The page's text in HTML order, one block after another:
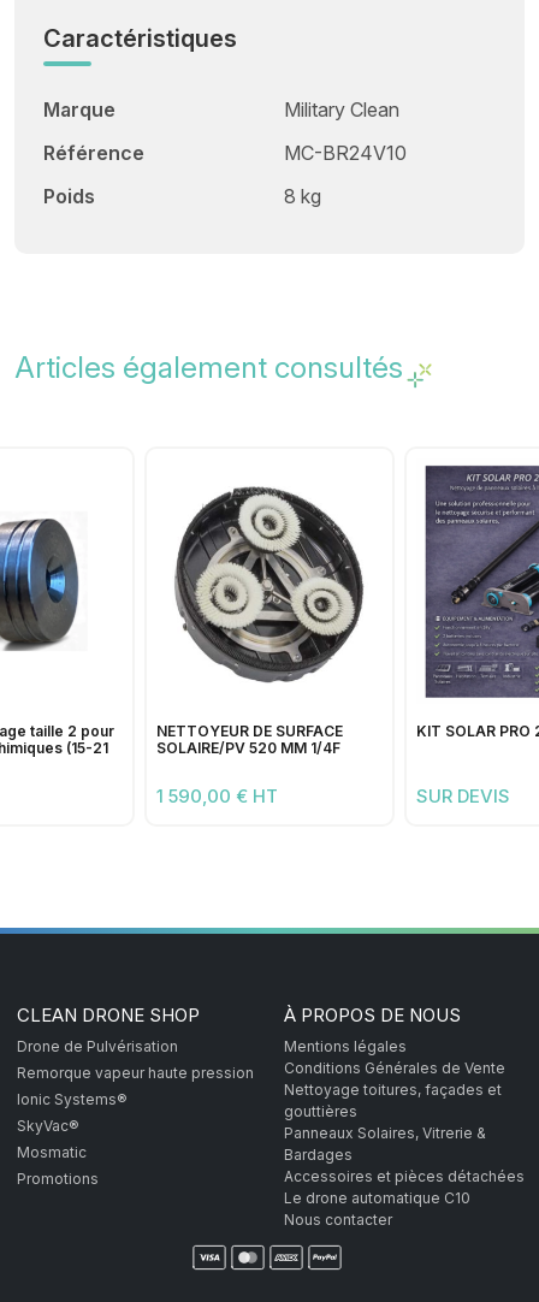
Caractéristiques
Marque
Military Clean
Référence
MC-BR24V10
Poids
8 kg
Articles également consultés
taille 2 pour
(15-21
NETTOYEUR DE SURFACE
SOLAIRE/PV 520 MM 1/4F
1 590,00 € HT
KIT SOLAR PRO
SUR DEVIS
CLEAN DRONE SHOP
Drone de Pulvérisation
Remorque vapeur haute pression
Ionic Systems®
SkyVac®
Mosmatic
Promotions
À PROPOS DE NOUS
Mentions légales
Conditions Générales de Vente
Nettoyage toitures, façades et
gouttières
Panneaux Solaires, Vitrerie &
Bardages
Accessoires et pièces détachées
Le drone automatique C10
Nous contacter